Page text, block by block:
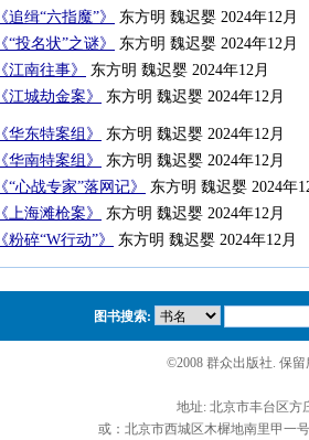
《追缉“六指魔”》
东方明 魏迟婴 2024年12月
《“投名状”之谜》
东方明 魏迟婴 2024年12月
《江南往事》
东方明 魏迟婴 2024年12月
《江城劫金案》
东方明 魏迟婴 2024年12月
《华东特案组》
东方明 魏迟婴 2024年12月
《华南特案组》
东方明 魏迟婴 2024年12月
《“心战专家”落网记》
东方明 魏迟婴 2024年
《上海滩枪案》
东方明 魏迟婴 2024年12月
《粉碎“W行动”》
东方明 魏迟婴 2024年12月
图书搜索:
©2008 群众出版社. 保
地址: 北京市丰台区
或：北京市西城区木樨地南里甲一